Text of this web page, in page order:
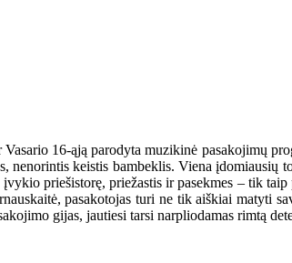
16-ąją parodyta muzikinė pasakojimų
keistis bambeklis. Viena įdomiausių
priešistorę, priežastis ir pasekmes – tik
pasakotojas turi ne tik aiškiai matyti
gijas, jautiesi tarsi narpliodamas rimtą